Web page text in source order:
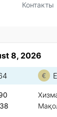
Контакты
8, 2026